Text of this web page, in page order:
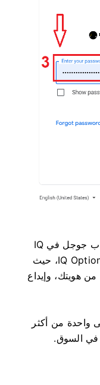
تهانينا! لقد سجّلت بنجاح باستخدام حساب جوجل في IQ
Option. ستنتقل الآن إلى لوحة تحكم IQ Option، حيث
هويتك، وإيداع
واحدة من أكثر
في السوق.